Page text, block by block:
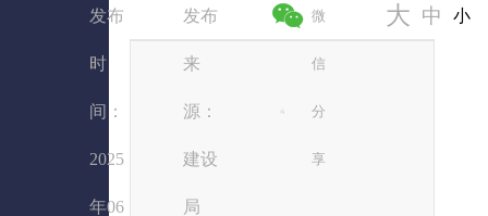
发布
时
间：
2025
年06
发布
来
源：
建设
局
微
信
分
享
大 中 小